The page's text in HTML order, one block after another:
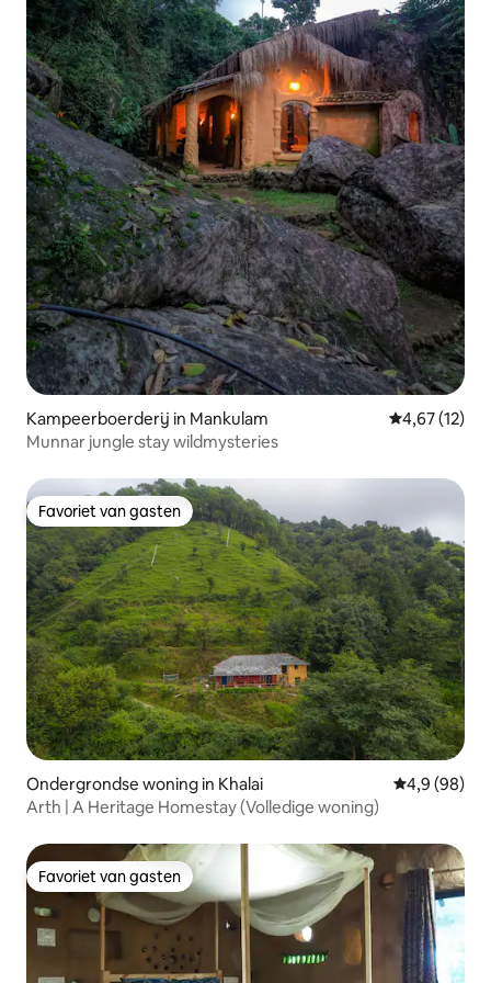
Kampeerboerderij in Mankulam Gemiddelde
4,67 (12)
Munnar jungle stay wildmysteries
Favoriet van gasten
Favoriet van gasten
Ondergrondse woning in Khalai Gemiddelde
4,9 (98)
Arth | A Heritage Homestay (Volledige woning)
Favoriet van gasten
Favoriet van gasten